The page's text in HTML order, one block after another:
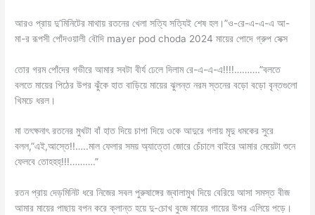
আরও প্রায় দু’মিনিটের মাথায় রতনের খেলা সত্যি সত্যিই শেষ হল।”ও-রে-এ-এ-এ আ-
মা-র রূপসী পোঁদওয়ালী বৌদি mayer pod choda 2024 মায়ের পোদে গ্রুপ সেক্স
তোর গরম পোঁদের গভীরে আমার সবটা বীর্য ঢেলে দিলাম রে-এ-এ-এ!!!!……….”বলতে
বলতে মায়ের পিঠের উপর ঝুঁকে হাত বাড়িয়ে মায়ের ঝুলন্ত নরম স্তনের বড়ো বড়ো বৃন্তগুলো
খিমচে ধরল।
মা তৎক্ষনাৎ রতনের মুখটা বাঁ হাত দিয়ে চাপা দিয়ে ওকে আদুরে গলায় মৃদু ধমকের সুরে
বলল,”এই,আস্তে!!…..মাল ফেলার সময় অ্যাত্তো জোরে চেঁচালে বাইরে আমার মেয়েটা শুনে
ফেলবে তোহহহ্!!!……….”
রতন প্রায় দেড়মিনিট ধরে নিজের সবল পুরুষাঙ্গের জ্বালামুখ দিয়ে বেরিয়ে আসা সমস্ত বীজ
আমার মায়ের পাছায় বপন করে ক্লান্ত হয়ে দু-চোখ বুজে মায়ের গায়ের উপর এলিয়ে পড়ে।